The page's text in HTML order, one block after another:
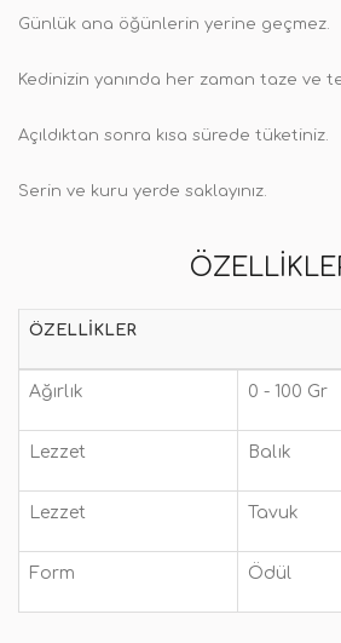
Günlük ana öğünlerin yerine geçmez.
Kedinizin yanında her zaman taze ve
Açıldıktan sonra kısa sürede tüketiniz.
Serin ve kuru yerde saklayınız.
ÖZELLIKLER
Ağırlık 0 - 100 Gr
Lezzet Balık
Lezzet Tavuk
Form Ödül